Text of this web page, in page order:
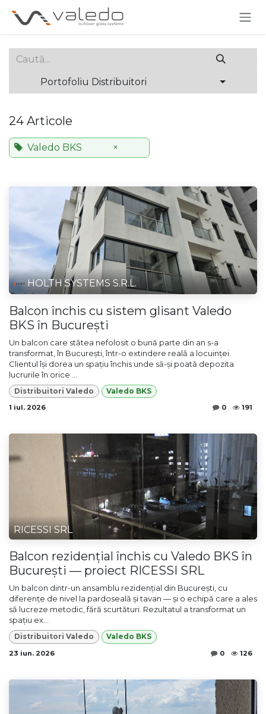
Portofoliu Distribuitori
24 Articole
Valedo BKS ×
HOLTH SYSTEMS S.R.L.
Balcon închis cu sistem glisant Valedo
BKS în București
Un balcon care stătea nefolosit o bună parte din an s-a
transformat, în București, într-o extindere reală a locuinței.
Clientul își dorea un spațiu închis unde să-și poată depozita
lucrurile în orice ...
Distribuitori Valedo Valedo BKS
1 iul. 2026 0 191
RICESSI SRL
Balcon rezidențial închis cu Valedo BKS în
București — proiect RICESSI SRL
Un balcon dintr-un ansamblu rezidențial din București, cu
diferențe de nivel la pardoseală și tavan — și o echipă care a ales
să lucreze metodic, fără scurtături. Rezultatul a transformat un
spațiu ex...
Distribuitori Valedo Valedo BKS
23 iun. 2026 0 126